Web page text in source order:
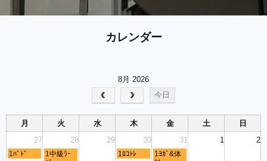
カレンダー
8月 2026
今日
月 火 水 木 金 土
日
27
28 29 30 31 1 2
1ﾊﾞﾄﾞ
1中級ﾗｰ
1ﾛｺﾄﾚ
1ﾖｶﾞ&体